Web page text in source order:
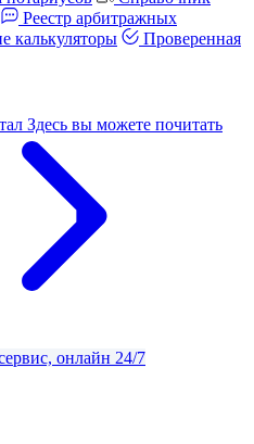
Реестр арбитражных
калькуляторы
Проверенная
Здесь вы можете почитать
онлайн 24/7